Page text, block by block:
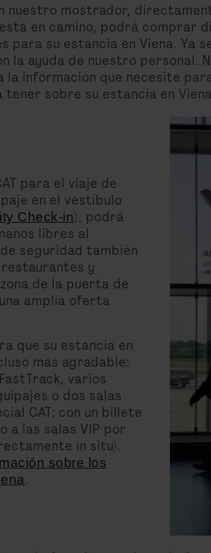
nuestro mostrador,
en camino, podrá comprar
para su estancia en Viena. Ya
la ayuda de nuestro personal.
información que necesite
sobre su estancia en
para el viaje de
en el vestíbulo
Check-in), podrá
libres al
seguridad también
y
de la puerta de
amplia oferta
que su estancia en
más agradable:
varios
o dos salas
CAT: con un billete
a las salas VIP por
in situ).
sobre los
.